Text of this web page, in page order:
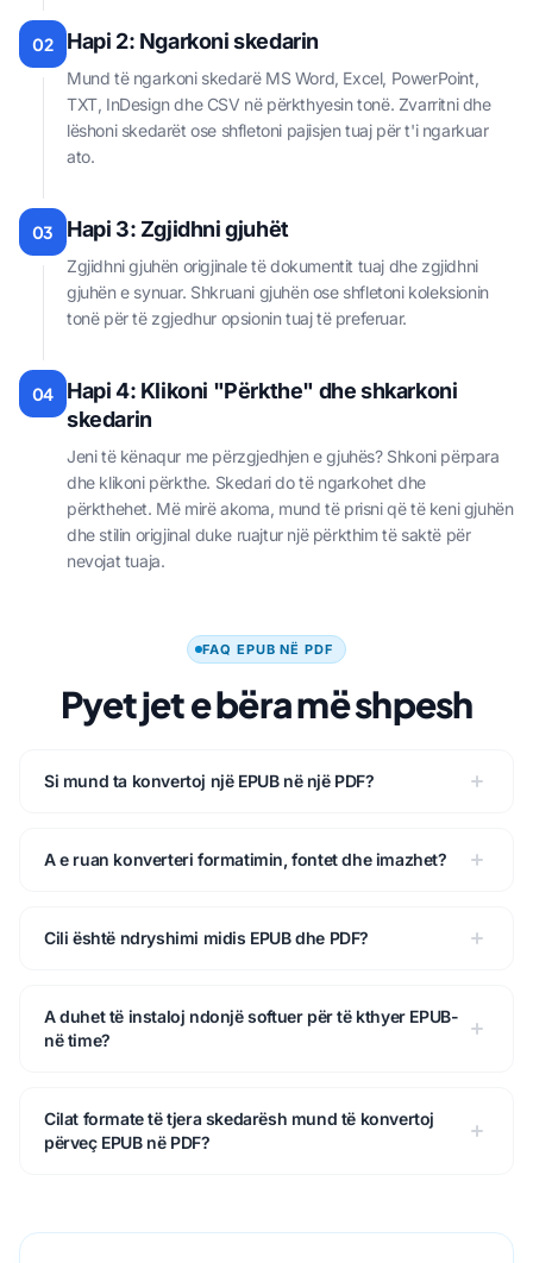
02 Hapi 2: Ngarkoni skedarin
Mund të ngarkoni skedarë MS Word, Excel, PowerPoint,
TXT, InDesign dhe CSV në përkthyesin tonë. Zvarritni dhe
lëshoni skedarët ose shfletoni pajisjen tuaj për t'i ngarkuar
ato.
03 Hapi 3: Zgjidhni gjuhët
Zgjidhni gjuhën origjinale të dokumentit tuaj dhe zgjidhni
gjuhën e synuar. Shkruani gjuhën ose shfletoni koleksionin
tonë për të zgjedhur opsionin tuaj të preferuar.
04
Hapi 4: Klikoni "Përkthe" dhe shkarkoni
skedarin
Jeni të kënaqur me përzgjedhjen e gjuhës? Shkoni përpara
dhe klikoni përkthe. Skedari do të ngarkohet dhe
përkthehet. Më mirë akoma, mund të prisni që të keni gjuhën
dhe stilin origjinal duke ruajtur një përkthim të saktë për
nevojat tuaja.
FAQ EPUB NË PDF
Pyetjet e bëra më shpesh
Si mund ta konvertoj një EPUB në një PDF?
A e ruan konverteri formatimin, fontet dhe imazhet?
Cili është ndryshimi midis EPUB dhe PDF?
A duhet të instaloj ndonjë softuer për të kthyer EPUB-
në time?
Cilat formate të tjera skedarësh mund të konvertoj
përveç EPUB në PDF?